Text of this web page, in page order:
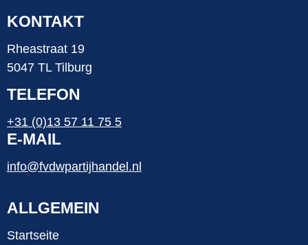
KONTAKT
Rheastraat 19
5047 TL Tilburg
TELEFON
+31 (0)13 57 11 75 5
E-MAIL
info@fvdwpartijhandel.nl
ALLGEMEIN
Startseite